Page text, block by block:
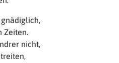
Zeiten.
nicht,